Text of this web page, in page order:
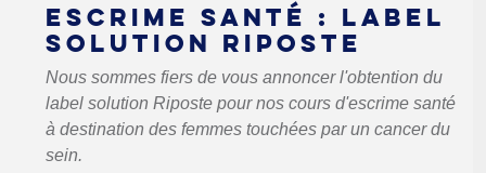
ESCRIME SANTÉ : LABEL
SOLUTION RIPOSTE
Nous sommes fiers de vous annoncer l'obtention du
label solution Riposte pour nos cours d'escrime santé
à destination des femmes touchées par un cancer du
sein.